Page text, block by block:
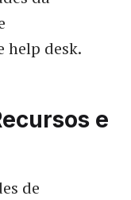
help desk.
e
de